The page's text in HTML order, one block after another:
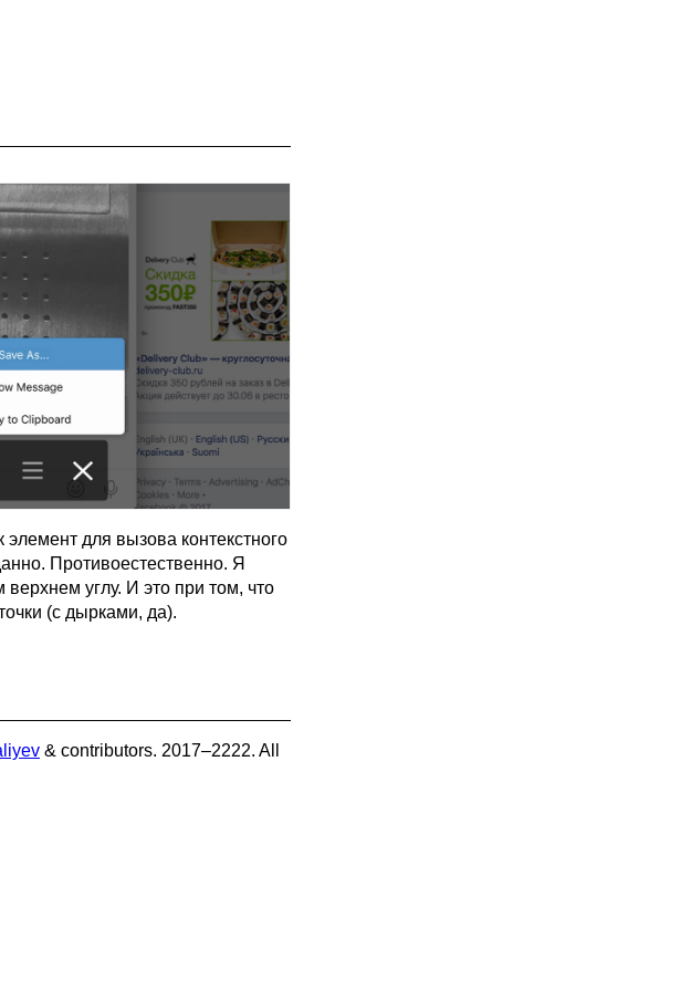
элемент для вызова контекстного
Противоестественно. Я
углу. И это при том, что
(с дырками, да).
& contributors. 2017–2222. All